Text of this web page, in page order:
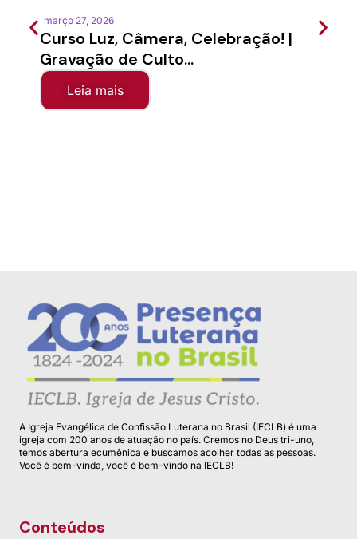
março 27, 2026
Curso Luz, Câmera, Celebração! |
Gravação de Culto...
Leia mais
A Igreja Evangélica de Confissão Luterana no Brasil (IECLB) é uma
igreja com 200 anos de atuação no país. Cremos no Deus tri-uno,
temos abertura ecumênica e buscamos acolher todas as pessoas.
Você é bem-vinda, você é bem-vindo na IECLB!
Conteúdos